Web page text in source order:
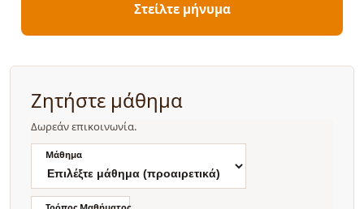
Στείλτε μήνυμα
Ζητήστε μάθημα
Δωρεάν επικοινωνία.
Μάθημα